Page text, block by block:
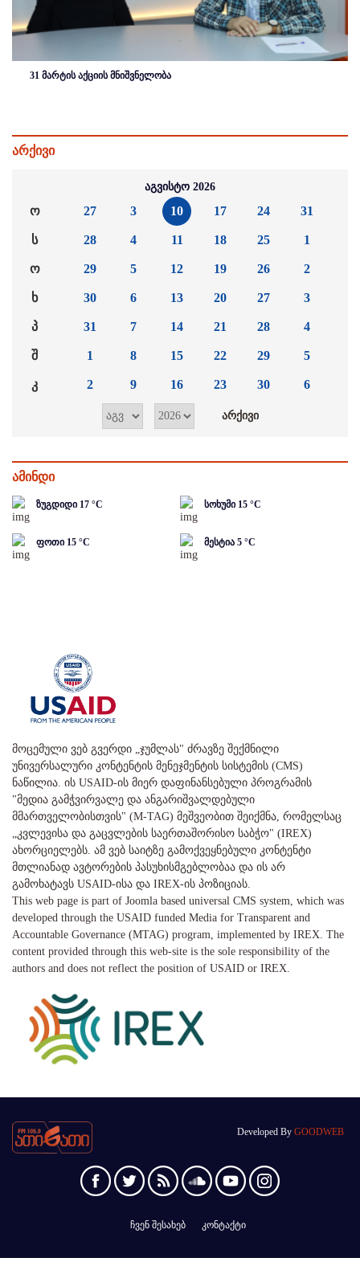
31 მარტის აქციის მნიშვნელობა
არქივი
აგვისტო 2026
ო
ს
ო
ხ
პ
შ
კ
27
28
29
30
31
1
2
3
4
5
6
7
8
9
10
11
12
13
14
15
16
17
18
19
20
21
22
23
24
25
26
27
28
29
30
31
1
2
3
4
5
6
ამინდი
ზუგდიდი 17 °C სოხუმი 15 °C
ფოთი 15 °C მესტია 5 °C
მოცემული ვებ გვერდი „ჯუმლას" ძრავზე შექმნილი
უნივერსალური კონტენტის მენეჯმენტის სისტემის (CMS)
ნაწილია. ის USAID-ის მიერ დაფინანსებული პროგრამის
"მედია გამჭვირვალე და ანგარიშვალდებული
მმართველობისთვის" (M-TAG) მეშვეობით შეიქმნა, რომელსაც
„კვლევისა და გაცვლების საერთაშორისო საბჭო" (IREX)
ახორციელებს. ამ ვებ საიტზე გამოქვეყნებული კონტენტი
მთლიანად ავტორების პასუხისმგებლობაა და ის არ
გამოხატავს USAID-ისა და IREX-ის პოზიციას.
This web page is part of Joomla based universal CMS system, which was
developed through the USAID funded Media for Transparent and
Accountable Governance (MTAG) program, implemented by IREX. The
content provided through this web-site is the sole responsibility of the
authors and does not reflect the position of USAID or IREX.
Developed By GOODWEB
ჩვენ შესახებ კონტაქტი